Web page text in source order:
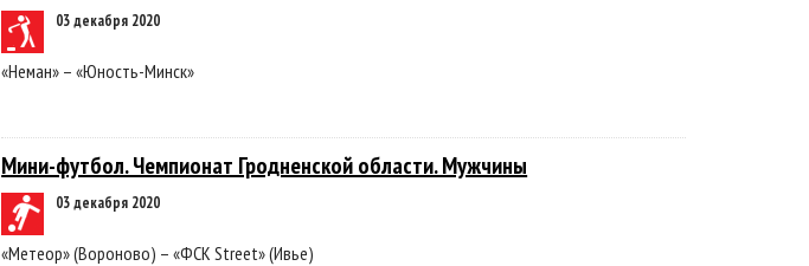
03 декабря 2020
«Неман» – «Юность-Минск»
Мини-футбол. Чемпионат Гродненской области. Мужчины
03 декабря 2020
«Метеор» (Вороново) – «ФСК Street» (Ивье)